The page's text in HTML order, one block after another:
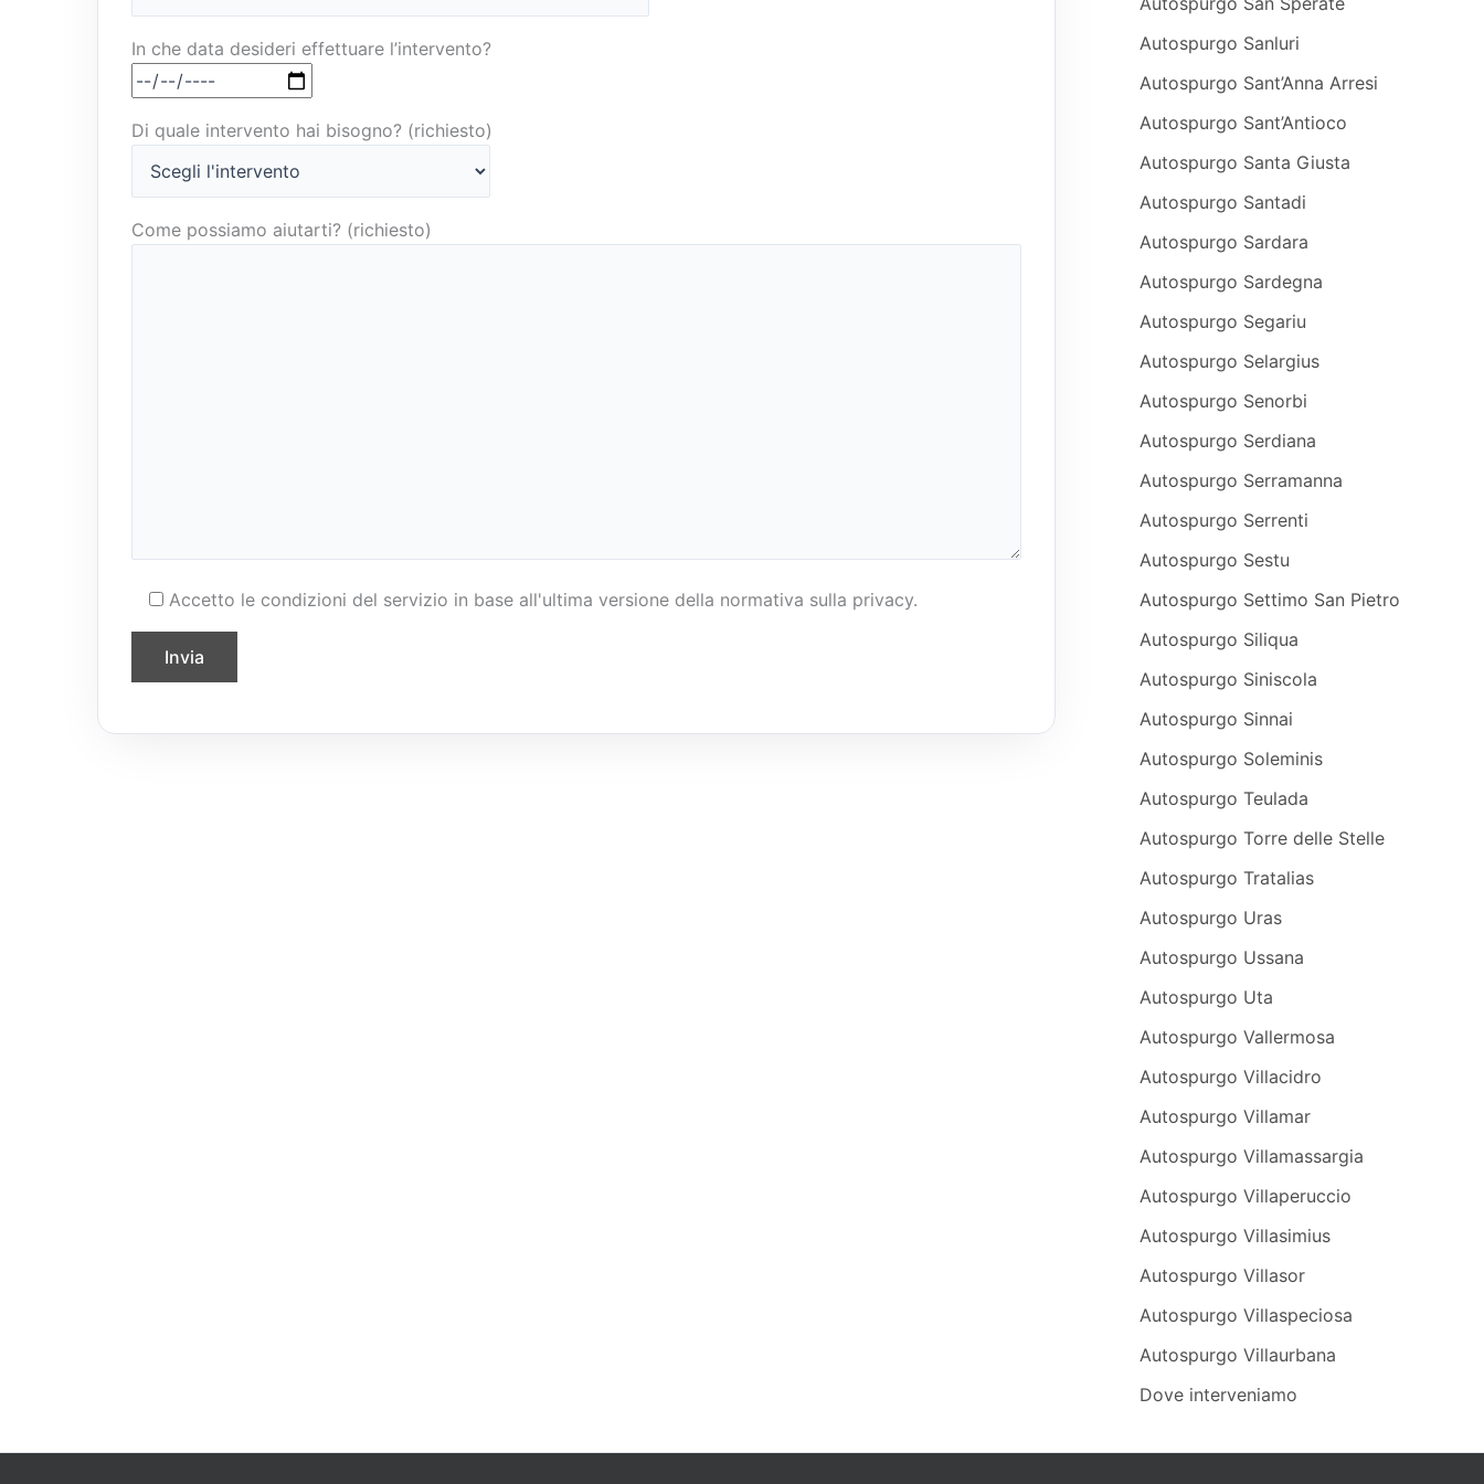
In che data desideri effettuare l’intervento?
Di quale intervento hai bisogno? (richiesto)
Come possiamo aiutarti? (richiesto)
Accetto le condizioni del servizio in base all'ultima versione della normativa sulla privacy.
Autospurgo Sanluri
Autospurgo Sant’Anna Arresi
Autospurgo Sant’Antioco
Autospurgo Santa Giusta
Autospurgo Santadi
Autospurgo Sardara
Autospurgo Sardegna
Autospurgo Segariu
Autospurgo Selargius
Autospurgo Senorbi
Autospurgo Serdiana
Autospurgo Serramanna
Autospurgo Serrenti
Autospurgo Sestu
Autospurgo Settimo San Pietro
Autospurgo Siliqua
Autospurgo Siniscola
Autospurgo Sinnai
Autospurgo Soleminis
Autospurgo Teulada
Autospurgo Torre delle Stelle
Autospurgo Tratalias
Autospurgo Uras
Autospurgo Ussana
Autospurgo Uta
Autospurgo Vallermosa
Autospurgo Villacidro
Autospurgo Villamar
Autospurgo Villamassargia
Autospurgo Villaperuccio
Autospurgo Villasimius
Autospurgo Villasor
Autospurgo Villaspeciosa
Autospurgo Villaurbana
Dove interveniamo